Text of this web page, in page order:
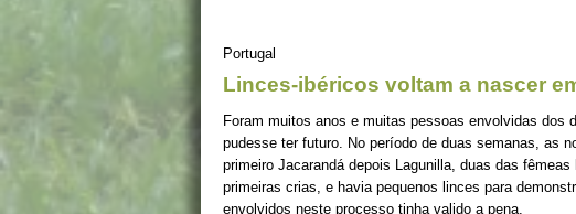
Portugal
Linces-ibéricos voltam a nascer
Foram muitos anos e muitas pessoas envolvidas dos
pudesse ter futuro. No período de duas semanas, as
primeiro Jacarandá depois Lagunilla, duas das
primeiras crias, e havia pequenos linces para
envolvidos neste processo tinha valido a pena.